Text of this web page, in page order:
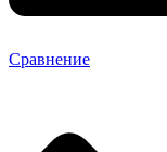
Сравнение